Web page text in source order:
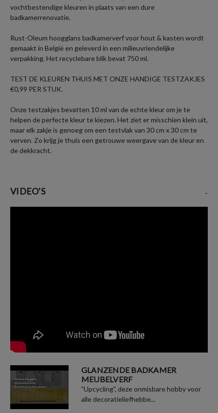
vochtbestendige kleuren in plaats van een dure
badkamerrenovatie.
Rust-Oleum hoogglans badkamerverf voor hout & kasten wordt
gemaakt in België en geleverd in een milieuvriendelijke
verpakking. Het recyclebare blik bevat 750 ml.
TEST DE KLEUREN THUIS MET ONZE HANDIGE TESTZAKJES
€0,99 PER STUK.
Onze testzakjes bevatten 10 ml van de echte kleur om je te
helpen de perfecte kleur te kiezen. Het ziet er misschien klein uit,
maar elk zakje is genoeg om een testvlak van 30 cm x 30 cm te
verven. Zo krijg je thuis een getrouwe weergave van de kleur en
de dekkracht.
VIDEO'S -
GLANZENDE BADKAMER
MEUBELVERF
"Upcycling", deze onmisbare hobby voor
alle decoratieliefhebbe...